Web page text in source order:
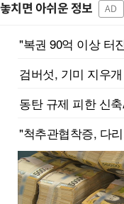
놓치면 아쉬운 정보 AD